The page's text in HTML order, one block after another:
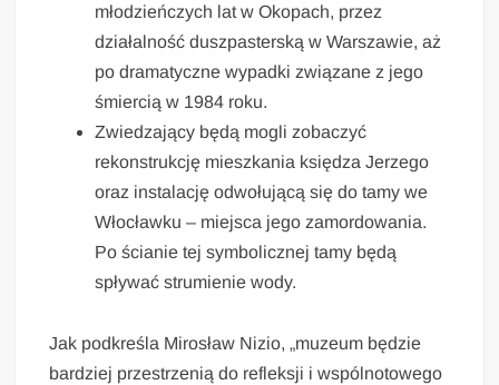
młodzieńczych lat w Okopach, przez
działalność duszpasterską w Warszawie, aż
po dramatyczne wypadki związane z jego
śmiercią w 1984 roku.
Zwiedzający będą mogli zobaczyć
rekonstrukcję mieszkania księdza Jerzego
oraz instalację odwołującą się do tamy we
Włocławku – miejsca jego zamordowania.
Po ścianie tej symbolicznej tamy będą
spływać strumienie wody.
Jak podkreśla Mirosław Nizio, „muzeum będzie
bardziej przestrzenią do refleksji i wspólnotowego